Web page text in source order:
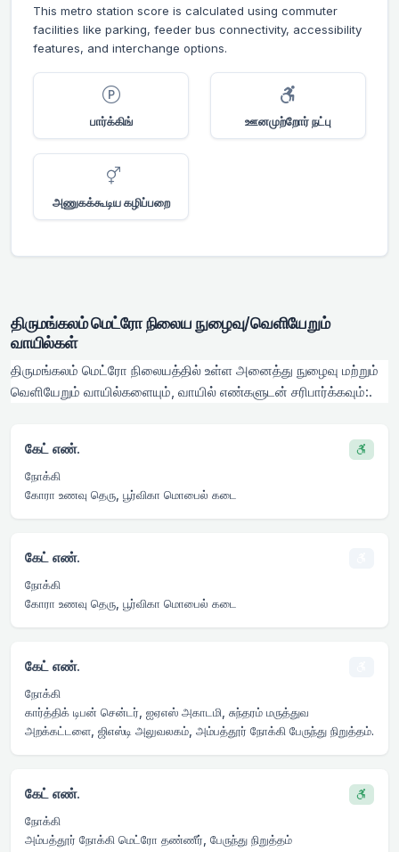
This metro station score is calculated using commuter
facilities like parking, feeder bus connectivity, accessibility
features, and interchange options.
பார்க்கிங் ஊனமுற்றோர் நட்பு
அணுகக்கூடிய கழிப்பறை
திருமங்கலம் மெட்ரோ நிலைய நுழைவு/வெளியேறும்
வாயில்கள்
திருமங்கலம் மெட்ரோ நிலையத்தில் உள்ள அனைத்து நுழைவு மற்றும்
வெளியேறும் வாயில்களையும், வாயில் எண்களுடன் சரிபார்க்கவும்:.
கேட் எண்.
நோக்கி
கோரா உணவு தெரு, பூர்விகா மொபைல் கடை
கேட் எண்.
நோக்கி
கோரா உணவு தெரு, பூர்விகா மொபைல் கடை
கேட் எண்.
நோக்கி
கார்த்திக் டிபன் சென்டர், ஐஏஎஸ் அகாடமி, சுந்தரம் மருத்துவ
அறக்கட்டளை, ஜிஎஸ்டி அலுவலகம், அம்பத்தூர் நோக்கி பேருந்து நிறுத்தம்.
கேட் எண்.
நோக்கி
அம்பத்தூர் நோக்கி மெட்ரோ தண்ணீர், பேருந்து நிறுத்தம்